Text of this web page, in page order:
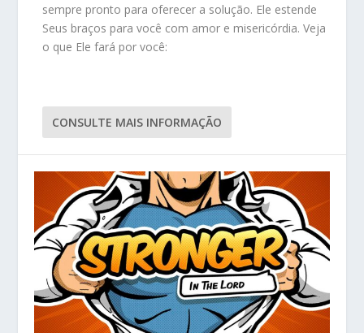
sempre pronto para oferecer a solução. Ele estende
Seus braços para você com amor e misericórdia. Veja
o que Ele fará por você:
CONSULTE MAIS INFORMAÇÃO